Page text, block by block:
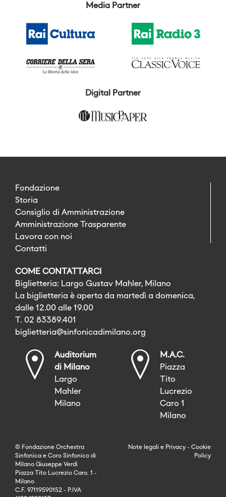
Media Partner
Digital Partner
Fondazione
Storia
Consiglio di Amministrazione
Amministrazione Trasparente
Lavora con noi
Contatti
COME CONTATTARCI
Biglietteria: Largo Gustav Mahler, Milano
La biglietteria è aperta da martedì a domenica,
dalle 12.00 alle 19.00
T. 02 83389.401
biglietteria@sinfonicadimilano.org
Auditorium
di Milano
Largo
Mahler
Milano
M.A.C.
Piazza
Tito
Lucrezio
Caro 1
Milano
© Fondazione Orchestra
Sinfonica e Coro Sinfonico di
Milano Giuseppe Verdi
Piazza Tito Lucrezio Caro, 1 -
Milano
C.F. 97119590152 - P.IVA
Note legali e Privacy - Cookie
Policy